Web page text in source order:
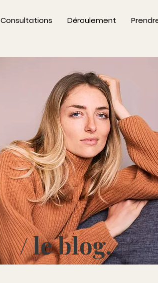
Consultations Déroulement
/ le blog.